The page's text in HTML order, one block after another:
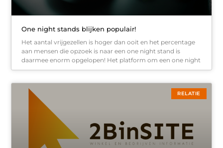
One night stands blijken populair!
Het aantal vrijgezellen is hoger dan ooit en het percentage
aan mensen die opzoek is naar een one night stand is
daarmee enorm opgelopen! Het platform om een one night
RELATIE